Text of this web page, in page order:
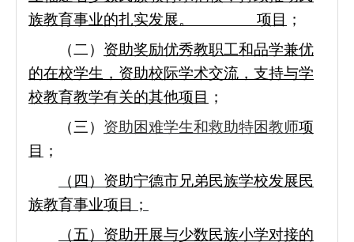
族教育事业的扎实发展。 项目
；
（二） 资助奖励优秀教职工和品学兼优
的在校学生，资助校际学术交流，支持与学
校教育教学有关的其他项目
；
（三） 资助困难学生和救助特困教师项
目
；
（四）资助宁德市兄弟民族学校发展民
族教育事业项目；
（五）资助开展与少数民族小学对接的